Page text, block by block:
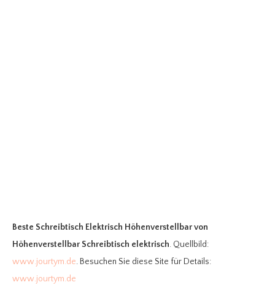
Beste Schreibtisch Elektrisch Höhenverstellbarvon
Höhenverstellbar Schreibtisch elektrisch. Quellbild:
www.jourtym.de. Besuchen Sie diese Site für Details:
www.jourtym.de